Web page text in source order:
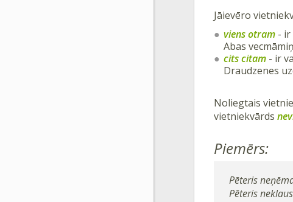
Jāievēro
viens otram - ir
Abas
cits citam - ir
Draudzenes
Noliegtais
vietniekvārds
Piemērs:
Pēteris
Pēteris